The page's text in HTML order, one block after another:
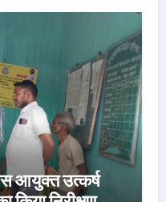
आयुक्त उत्कर्ष